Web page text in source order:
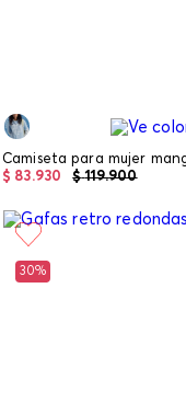
$ 119.900
$ 83.930
30%